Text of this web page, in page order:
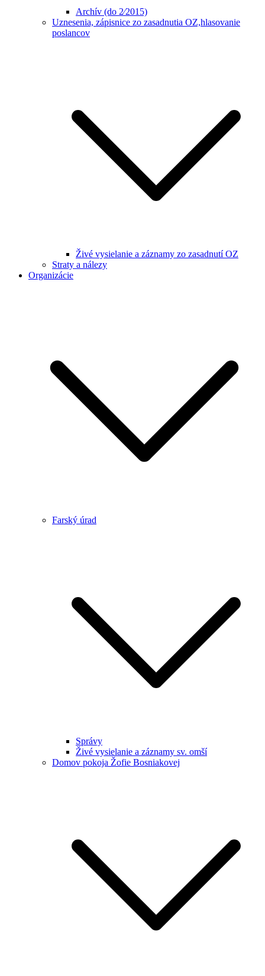
Archív (do 2⁄2015)
Uznesenia, zápisnice zo zasadnutia OZ,hlasovanie
poslancov
Živé vysielanie a záznamy zo zasadnutí OZ
Straty a nálezy
Organizácie
Farský úrad
Správy
Živé vysielanie a záznamy sv. omší
Domov pokoja Žofie Bosniakovej